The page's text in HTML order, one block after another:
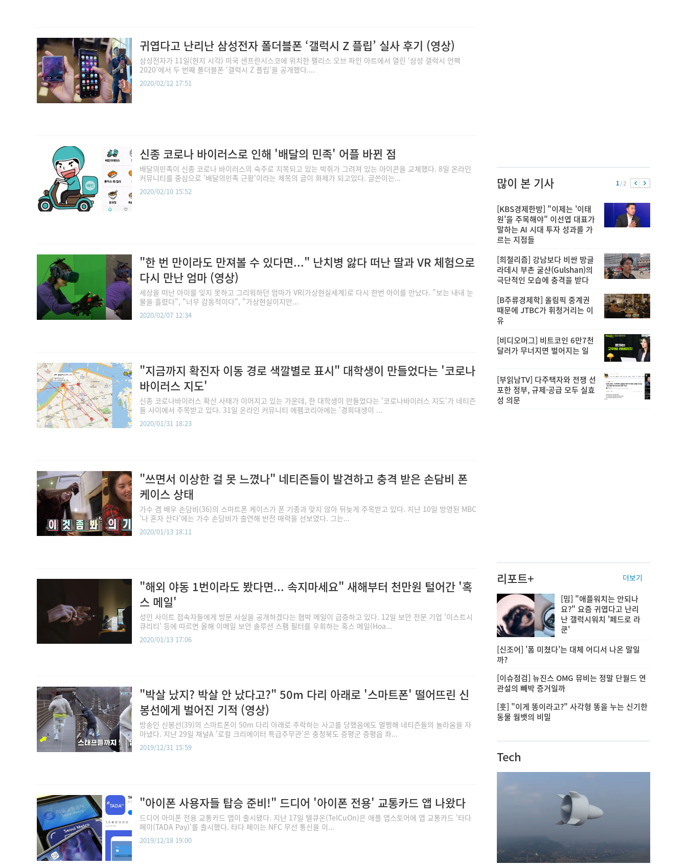
귀엽다고 난리난 삼성전자 폴더블폰 ‘갤럭시 Z 플립’ 실사 후기 (영상)
삼성전자가 11일(현지 시각) 미국 샌프란시스코에 위치한 팰리스 오브 파인 아트에서 열린 ‘삼성 갤럭시 언팩
2020’에서 두 번째 폴더블폰 ‘갤럭시 Z 플립’을 공개했다....
2020/02/12 17:51
신종 코로나 바이러스로 인해 '배달의 민족' 어플 바뀐 점
배달의민족이 신종 코로나 바이러스의 숙주로 지목되고 있는 박쥐가 그려져 있는 아이콘을 교체했다. 8일 온라인
커뮤니티를 중심으로 '배달의민족 근황'이라는 제목의 글이 화제가 되고있다. 글쓴이는...
2020/02/10 15:52
"한 번 만이라도 만져볼 수 있다면..." 난치병 앓다 떠난 딸과 VR 체험으로
다시 만난 엄마 (영상)
세상을 떠난 아이를 잊지 못하고 그리워하던 엄마가 VR(가상현실세계)로 다시 한번 아이를 만났다. "보는 내내 눈
물을 흘렸다", "너무 감동적이다", "가상현실이지만...
2020/02/07 12:34
"지금까지 확진자 이동 경로 색깔별로 표시" 대학생이 만들었다는 '코로나
바이러스 지도'
신종 코로나바이러스 확산 사태가 이어지고 있는 가운데, 한 대학생이 만들었다는 '코로나바이러스 지도'가 네티즌
들 사이에서 주목받고 있다. 31일 온라인 커뮤니티 에펨코리아에는 '경희대생이 ...
2020/01/31 18:23
"쓰면서 이상한 걸 못 느꼈나" 네티즌들이 발견하고 충격 받은 손담비 폰
케이스 상태
가수 겸 배우 손담비(36)의 스마트폰 케이스가 폰 기종과 맞지 않아 뒤늦게 주목받고 있다. 지난 10일 방영된 MBC
'나 혼자 산다'에는 가수 손담비가 출연해 반전 매력을 선보였다. 그는...
2020/01/13 18:11
"해외 야동 1번이라도 봤다면... 속지마세요" 새해부터 천만원 털어간 '혹
스 메일'
성인 사이트 접속자들에게 방문 사실을 공개하겠다는 협박 메일이 급증하고 있다. 12일 보안 전문 기업 '이스트시
큐리티' 등에 따르면 올해 이메일 보안 솔루션 스팸 필터를 우회하는 혹스 메일(Hoa...
2020/01/13 17:06
"박살 났지? 박살 안 났다고?" 50m 다리 아래로 '스마트폰' 떨어뜨린 신
봉선에게 벌어진 기적 (영상)
방송인 신봉선(39)의 스마트폰이 50m 다리 아래로 추락하는 사고를 당했음에도 멀쩡해 네티즌들의 놀라움을 자
아냈다. 지난 29일 채널A '로컬 크리에이터 특급주무관'은 충청북도 증평군 증평읍 좌...
2019/12/31 15:59
"아이폰 사용자들 탑승 준비!" 드디어 '아이폰 전용' 교통카드 앱 나왔다
드디어 아이폰 전용 교통카드 앱이 출시됐다. 지난 17일 텔큐온(TelCuOn)은 애플 앱스토어에 앱 교통카드 '타다
페이(TADA Pay)'를 출시했다. 타다 페이는 NFC 무선 통신을 이...
2019/12/18 19:00
많이 본 기사 1/ 2
[KBS경제한방] "이제는 '이태
원'을 주목해야" 이선엽 대표가
말하는 AI 시대 투자 성과를 가
르는 지점들
[희철리즘] 강남보다 비싼 방글
라데시 부촌 굴샨(Gulshan)의
극단적인 모습에 충격을 받다
[B주류경제학] 올림픽 중계권
때문에 JTBC가 휘청거리는 이
유
[비디오머그] 비트코인 6만7천
달러가 무너지면 벌어지는 일
[부읽남TV] 다주택자와 전쟁 선
포한 정부, 규제·공급 모두 실효
성 의문
리포트+ 더보기
[밈] "애플워치는 안되나
요?" 요즘 귀엽다고 난리
난 갤럭시워치 '페드로 라
쿤'
[신조어] '폼 미쳤다'는 대체 어디서 나온 말일
까?
[이슈점검] 뉴진스 OMG 뮤비는 정말 단월드 연
관설의 빼박 증거일까
[훗] "이게 똥이라고?" 사각형 똥을 누는 신기한
동물 웜뱃의 비밀
Tech